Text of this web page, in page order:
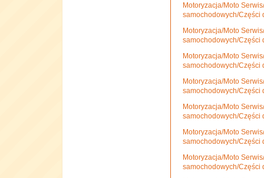
Motoryzacja/Moto
samochodowych/Części
Motoryzacja/Moto
samochodowych/Części
Motoryzacja/Moto
samochodowych/Części
Motoryzacja/Moto
samochodowych/Części
Motoryzacja/Moto
samochodowych/Części
Motoryzacja/Moto
samochodowych/Części
Motoryzacja/Moto
samochodowych/Części